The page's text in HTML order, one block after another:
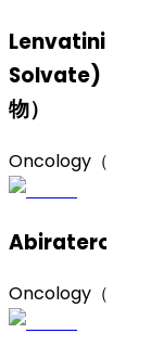
Lenvatinib
Solvate)（甲
物）
Oncology（肿瘤）
Abiraterone
Oncology（肿瘤）